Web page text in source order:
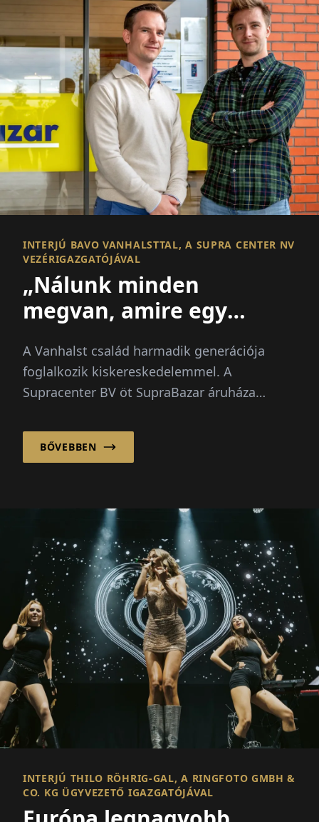
INTERJÚ BAVO VANHALSTTAL, A SUPRA CENTER NV
VEZÉRIGAZGATÓJÁVAL
„Nálunk minden
megvan, amire egy
A Vanhalst család harmadik generációja
foglalkozik kiskereskedelemmel. A
Supracenter BV öt SupraBazar áruháza
üzleteket nyitott...
BŐVEBBEN
INTERJÚ THILO RÖHRIG-GAL, A RINGFOTO GMBH &
CO. KG ÜGYVEZETŐ IGAZGATÓJÁVAL